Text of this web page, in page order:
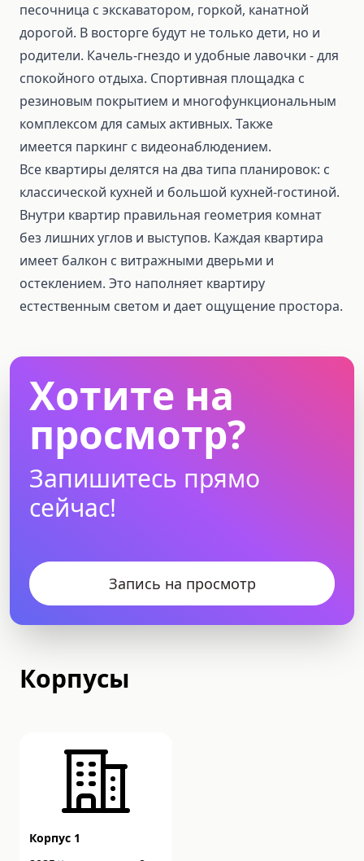
песочница с экскаватором, горкой, канатной
дорогой. В восторге будут не только дети, но и
родители. Качель-гнездо и удобные лавочки - для
спокойного отдыха. Спортивная площадка с
резиновым покрытием и многофункциональным
комплексом для самых активных. Также
имеется паркинг с видеонаблюдением.
Все квартиры делятся на два типа планировок: с
классической кухней и большой кухней-гостиной.
Внутри квартир правильная геометрия комнат
без лишних углов и выступов. Каждая квартира
имеет балкон с витражными дверьми и
остеклением. Это наполняет квартиру
естественным светом и дает ощущение простора.
Хотите на
просмотр?
Запишитесь прямо
сейчас!
Запись на просмотр
Корпусы
Корпус 1